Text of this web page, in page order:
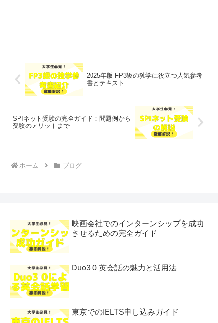
2025年版 FP3級の独学に役立つ人気参考
書とテキスト
SPIネット受験の完全ガイド：問題例から
受験のメリットまで
ホーム ブログ
映画会社でのインターンシップを成功
させるための完全ガイド
Duo3 0 英会話の魅力と活用法
東京でのIELTS申し込みガイド